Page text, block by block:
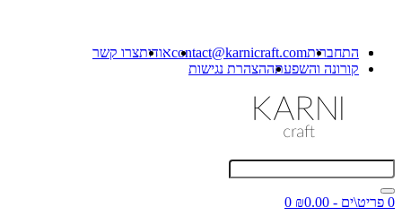
התחברותcontact@karnicraft.comאודותצרו קשר
קורונה והשפעתההצהרת נגישות
0 פריט\ים - ₪0.00
0